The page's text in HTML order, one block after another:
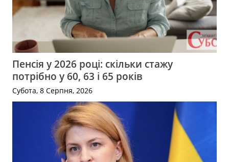
Пенсія у 2026 році: скільки стажу
потрібно у 60, 63 і 65 років
Субота, 8 Серпня, 2026